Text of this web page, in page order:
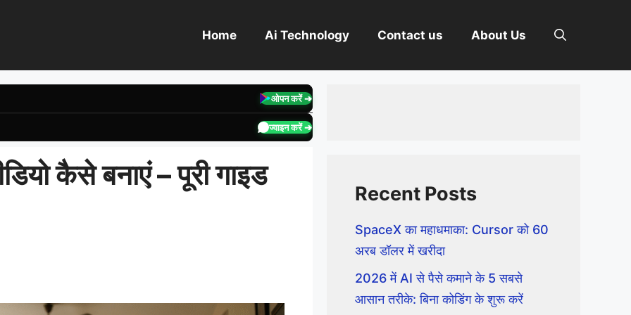
Home Ai Technology Contact us About Us
ओपन करें ➔
ज्वाइन करें ➔
कैसे बनाएं – पूरी गाइड
Recent Posts
SpaceX का महाधमाका: Cursor को 60
अरब डॉलर में खरीदा
2026 में AI से पैसे कमाने के 5 सबसे
आसान तरीके: बिना कोडिंग के शुरू करें